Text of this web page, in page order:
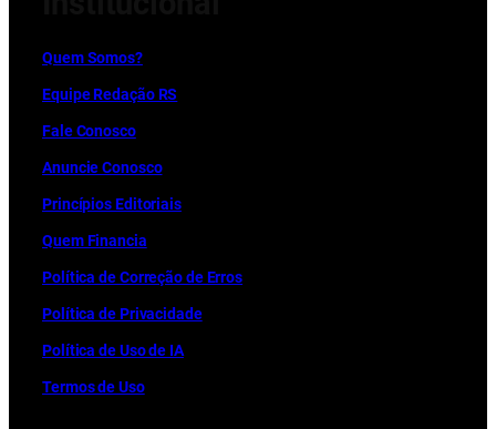
Quem Somos?
Equipe Redação RS
Fale Conosco
Anuncie Conosco
Princípios Editoriais
Quem Financia
Política de Correção de Erros
Política de Privacidade
Política de Uso de IA
Termos de Uso